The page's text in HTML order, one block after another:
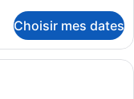
Choisir mes dates
d’hôtel avec deux